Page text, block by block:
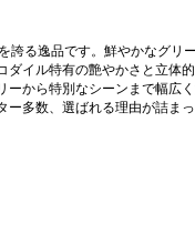
る逸品です。鮮やかなグリ
イル特有の艶やかさと立体
から特別なシーンまで幅広く
多数、選ばれる理由が詰まっ